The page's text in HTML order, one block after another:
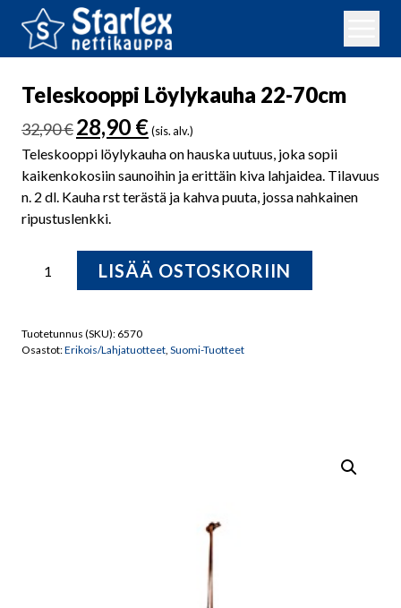
Teleskooppi Löylykauha 22-70cm
32,90€ Alkuperäinen
hinta
oli:
32,90 €.
28,90 €Nykyinen
hinta
on:
28,90 €.
(sis. alv.)
Teleskooppi löylykauha on hauska uutuus, joka sopii
kaikenkokosiin saunoihin ja erittäin kiva lahjaidea. Tilavuus
n. 2 dl. Kauha rst terästä ja kahva puuta, jossa nahkainen
ripustuslenkki.
Löylykauha
määrä
LISÄÄ OSTOSKORIIN
Tuotetunnus (SKU): 6570
Osastot:Erikois/Lahjatuotteet, Suomi-Tuotteet